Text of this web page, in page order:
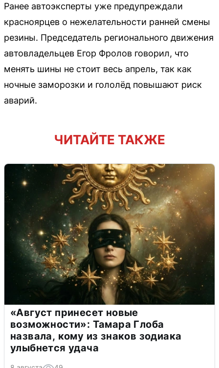
Ранее автоэксперты уже предупреждали
красноярцев о нежелательности ранней смены
резины. Председатель регионального движения
автовладельцев Егор Фролов говорил, что
менять шины не стоит весь апрель, так как
ночные заморозки и гололёд повышают риск
аварий.
ЧИТАЙТЕ ТАКЖЕ
«Август принесет новые
возможности»: Тамара Глоба
назвала, кому из знаков зодиака
улыбнется удача